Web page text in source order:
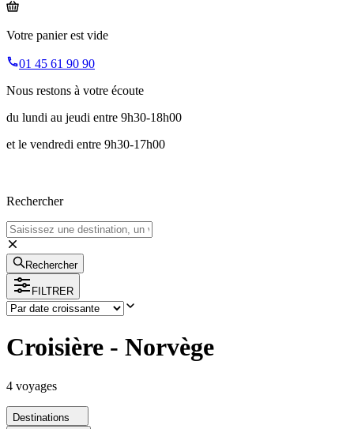
Votre panier est vide
01 45 61 90 90
Nous restons à votre écoute
du lundi au jeudi entre 9h30-18h00
et le vendredi entre 9h30-17h00
Rechercher
Rechercher
FILTRER
Croisière - Norvège
4 voyages
Destinations